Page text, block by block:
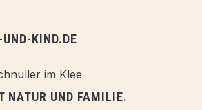
KIND.DE
NATUR UND FAMILIE.